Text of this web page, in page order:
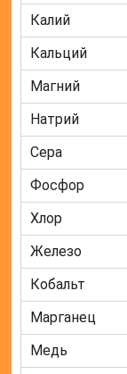
Калий
Кальций
Магний
Натрий
Сера
Фосфор
Хлор
Железо
Кобальт
Марганец
Медь